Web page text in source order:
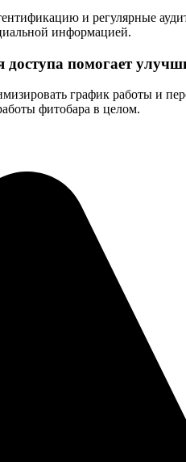
и регулярные
информацией.
помогает
график работы и
фитобара в целом.